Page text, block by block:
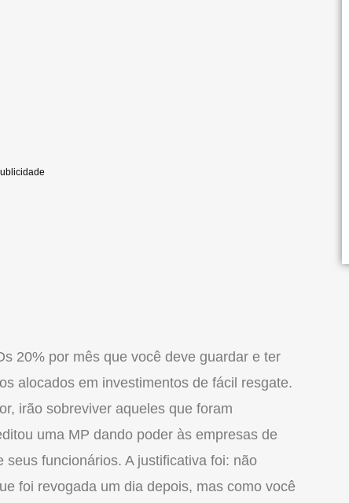
20% por mês que você deve guardar e ter
alocados em investimentos de fácil resgate.
irão sobreviver aqueles que foram
uma MP dando poder às empresas de
funcionários. A justificativa foi: não
foi revogada um dia depois, mas como você